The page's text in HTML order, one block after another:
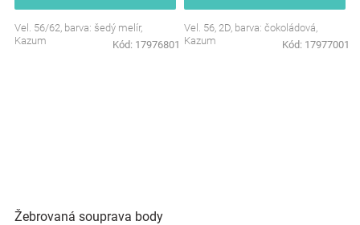
Vel. 56/62, barva: šedý melír,
Kazum
Kód: 17976801
Vel. 56, 2D, barva: čokoládová,
Kazum
Kód: 17977001
Žebrovaná souprava body